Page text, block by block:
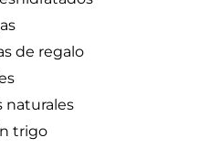
de regalo
naturales
trigo